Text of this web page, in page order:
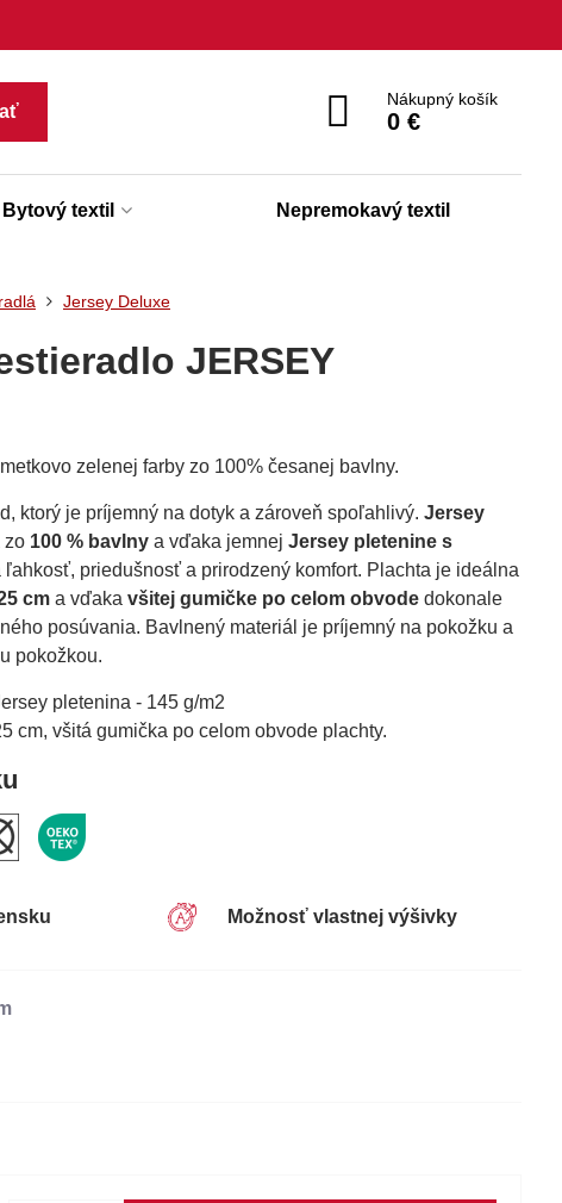
Nákupný košík
0 €
Bytový textil Nepremokavý textil
Jersey Deluxe
JERSEY
zelenej farby zo 100% česanej bavlny.
ktorý je príjemný na dotyk a zároveň spoľahlivý. Jersey
zo 100 % bavlnya vďaka jemnej Jersey pletenine s
priedušnosť a prirodzený komfort. Plachta je ideálna
cma vďaka všitej gumičke po celom obvodedokonale
posúvania. Bavlnený materiál je príjemný na pokožku a
pokožkou.
pletenina - 145 g/m2
cm, všitá gumička po celom obvode plachty.
Možnosť vlastnej výšivky